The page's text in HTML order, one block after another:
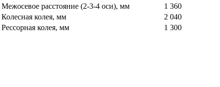
Межосевое расстояние (2-3-4 оси), мм
1 360
Колесная колея, мм
2 040
Рессорная колея, мм
1 300